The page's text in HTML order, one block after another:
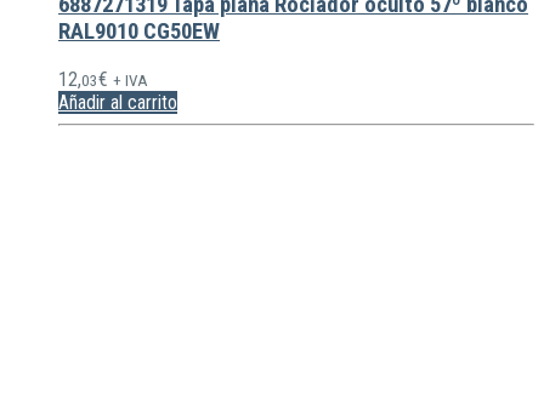
RAL9010 CG50EW
12,03€ + IVA
Añadir al carrito